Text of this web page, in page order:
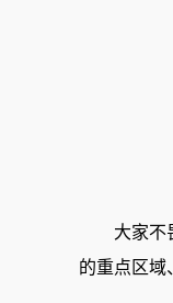
大家不
的重点区域